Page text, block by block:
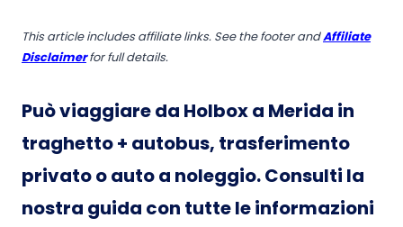
This article includes affiliate links. See the footer andAffiliate
Disclaimerfor full details.
Può viaggiare da Holbox a Merida in
traghetto + autobus, trasferimento
privato o auto a noleggio. Consulti la
nostra guida con tutte le informazioni